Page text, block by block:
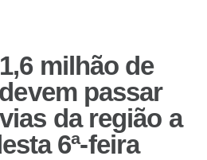
milhão de
passar
da região a
6ª-feira